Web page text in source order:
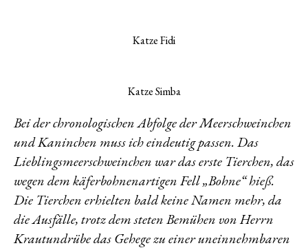
Katze Fidi
Katze Simba
Bei der chronologischen Abfolge der Meerschweinchen
und Kaninchen muss ich eindeutig passen. Das
Lieblingsmeerschweinchen war das erste Tierchen, das
wegen dem käferbohnenartigen Fell „Bohne“ hieß.
Die Tierchen erhielten bald keine Namen mehr, da
die Ausfälle, trotz dem steten Bemühen von Herrn
Krautundrübe das Gehege zu einer uneinnehmbaren